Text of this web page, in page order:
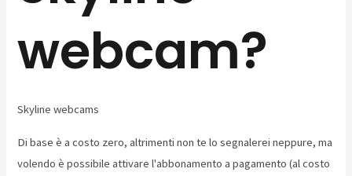
webcam?
Skyline webcams
Di base è a costo zero, altrimenti non te lo segnalerei neppure, ma
volendo è possibile attivare l'abbonamento a pagamento (al costo